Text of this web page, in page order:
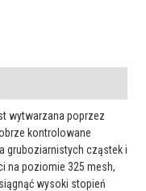
wytwarzana poprzez
kontrolowane
gruboziarnistych cząstek i
na poziomie 325 mesh,
wysoki stopień